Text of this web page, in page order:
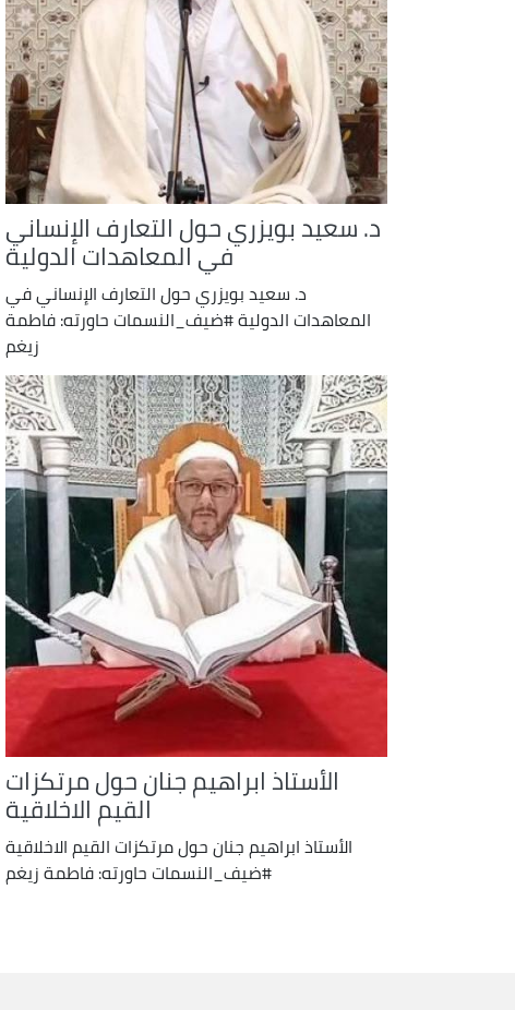
د. سعيد بويزري حول التعارف الإنساني
في المعاهدات الدولية
د. سعيد بويزري حول التعارف الإنساني في
المعاهدات الدولية #ضيف_النسمات حاورته: فاطمة
زيغم
الأستاذ ابراهيم جنان حول مرتكزات
القيم الاخلاقية
الأستاذ ابراهيم جنان حول مرتكزات القيم الاخلاقية
#ضيف_النسمات حاورته: فاطمة زيغم